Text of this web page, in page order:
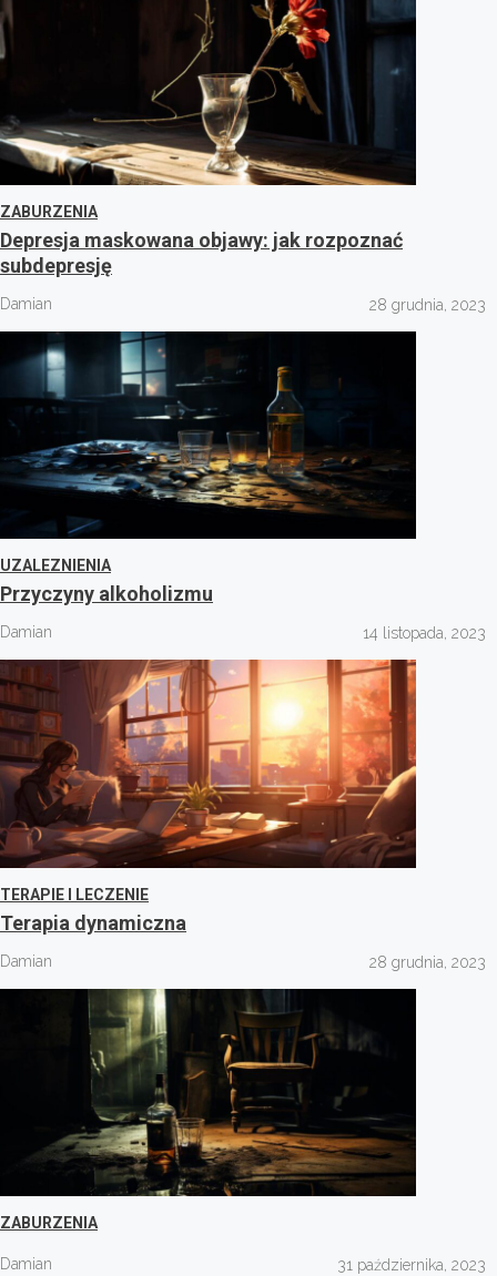
ZABURZENIA
Depresja maskowana objawy: jak rozpoznać
subdepresję
Damian 28 grudnia, 2023
UZALEZNIENIA
Przyczyny alkoholizmu
Damian 14 listopada, 2023
TERAPIE I LECZENIE
Terapia dynamiczna
Damian 28 grudnia, 2023
ZABURZENIA
Damian 31 października, 2023